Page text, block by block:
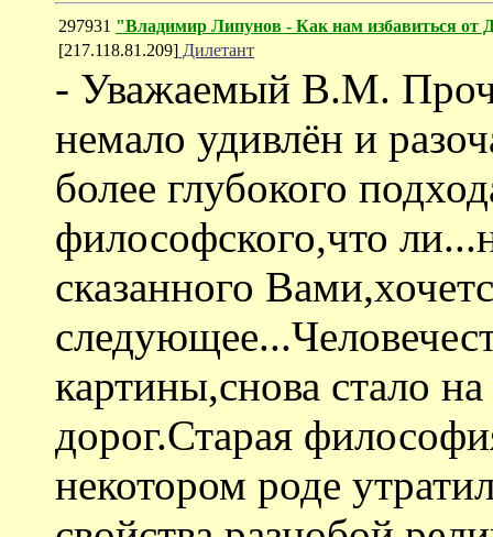
297931 "Владимир Липунов - Как нам избавиться от
[217.118.81.209] Дилетант
- Уважаемый В.М.
немало удивлён и
более глубокого
философского,что
сказанного
картины,снова стало
дорог.Старая
некотором роде